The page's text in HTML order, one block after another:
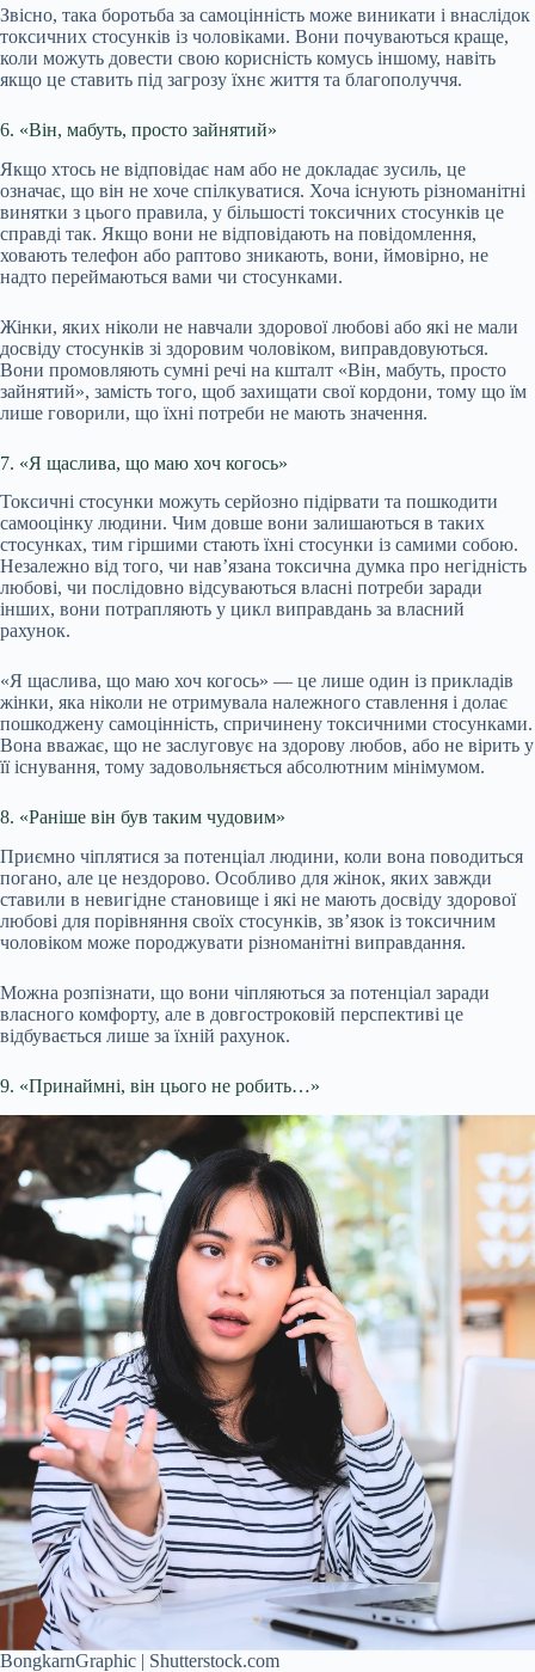
Звісно, така боротьба за самоцінність може виникати і внаслідок
токсичних стосунків із чоловіками. Вони почуваються краще,
коли можуть довести свою корисність комусь іншому, навіть
якщо це ставить під загрозу їхнє життя та благополуччя.
6. «Він, мабуть, просто зайнятий»
Якщо хтось не відповідає нам або не докладає зусиль, це
означає, що він не хоче спілкуватися. Хоча існують різноманітні
винятки з цього правила, у більшості токсичних стосунків це
справді так. Якщо вони не відповідають на повідомлення,
ховають телефон або раптово зникають, вони, ймовірно, не
надто переймаються вами чи стосунками.
Жінки, яких ніколи не навчали здорової любові або які не мали
досвіду стосунків зі здоровим чоловіком, виправдовуються.
Вони промовляють сумні речі на кшталт «Він, мабуть, просто
зайнятий», замість того, щоб захищати свої кордони, тому що їм
лише говорили, що їхні потреби не мають значення.
7. «Я щаслива, що маю хоч когось»
Токсичні стосунки можуть серйозно підірвати та пошкодити
самооцінку людини. Чим довше вони залишаються в таких
стосунках, тим гіршими стають їхні стосунки із самими собою.
Незалежно від того, чи нав’язана токсична думка про негідність
любові, чи послідовно відсуваються власні потреби заради
інших, вони потрапляють у цикл виправдань за власний
рахунок.
«Я щаслива, що маю хоч когось» — це лише один із прикладів
жінки, яка ніколи не отримувала належного ставлення і долає
пошкоджену самоцінність, спричинену токсичними стосунками.
Вона вважає, що не заслуговує на здорову любов, або не вірить у
її існування, тому задовольняється абсолютним мінімумом.
8. «Раніше він був таким чудовим»
Приємно чіплятися за потенціал людини, коли вона поводиться
погано, але це нездорово. Особливо для жінок, яких завжди
ставили в невигідне становище і які не мають досвіду здорової
любові для порівняння своїх стосунків, зв’язок із токсичним
чоловіком може породжувати різноманітні виправдання.
Можна розпізнати, що вони чіпляються за потенціал заради
власного комфорту, але в довгостроковій перспективі це
відбувається лише за їхній рахунок.
9. «Принаймні, він цього не робить…»
BongkarnGraphic | Shutterstock.com